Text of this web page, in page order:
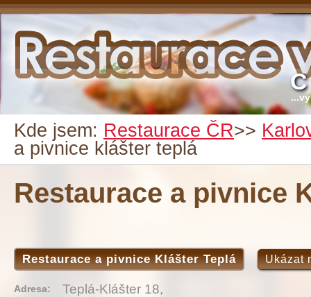
Kde jsem: Restaurace ČR>>
a pivnice klášter teplá
Restaurace a pivnice
Restaurace a pivnice Klášter Teplá Ukázat
Adresa:
Teplá-Klášter 18,